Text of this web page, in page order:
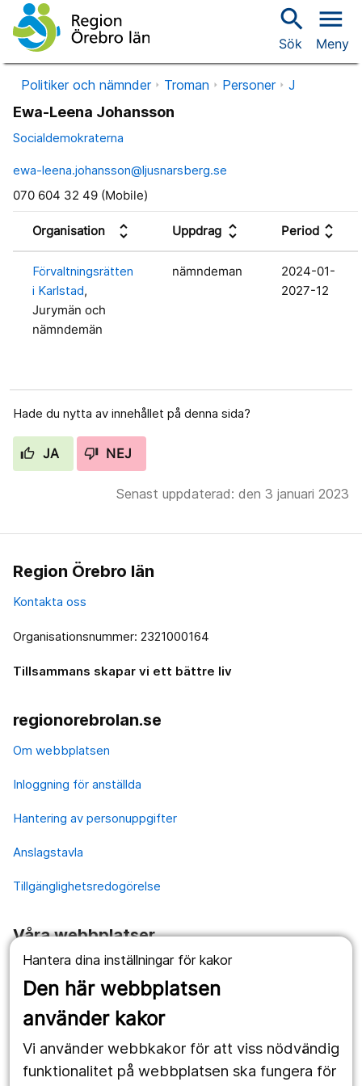
Hantera dina inställningar för kakor
Den här webbplatsen
använder kakor
Vi använder webbkakor för att viss nödvändig
funktionalitet på webbplatsen ska fungera för
search
Sök
menu
Meny
Politiker och nämnder Troman Personer J
Ewa-Leena Johansson
Socialdemokraterna
ewa-leena.johansson@ljusnarsberg.se
070 604 32 49 (Mobile)
Organisation unfold_more Uppdrag unfold_more Period unfold_more
Förvaltningsrätten
i Karlstad,
Jurymän och
nämndemän
nämndeman
2024-01-
2027-12
Hade du nytta av innehållet på denna sida?
JA NEJ
Senast uppdaterad: den 3 januari 2023
Region Örebro län
Kontakta oss
Organisationsnummer: 2321000164
Tillsammans skapar vi ett bättre liv
regionorebrolan.se
Om webbplatsen
Inloggning för anställda
Hantering av personuppgifter
Anslagstavla
Tillgänglighetsredogörelse
Våra webbplatser
1177.se
Länstrafiken
Utveckling